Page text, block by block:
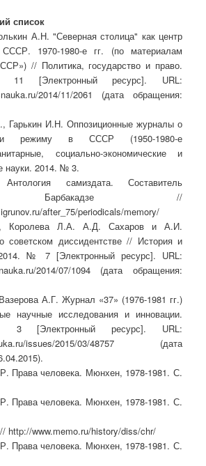
список
А.Н. "Северная столица" как центр
1970-1980-е гг. (по материалам
// Политика, государство и право.
[Электронный ресурс]. URL:
2014/11/2061 (дата обращения:
Гарькин И.Н. Оппозиционные журналы о
режиму в СССР (1950-1980-е
социально-экономические и
науки. 2014. № 3.
самиздата. Составитель
Барбакадзе //
after_75/periodicals/memory/
Королева Л.А. А.Д. Сахаров и А.И.
советском диссидентстве // История и
№ 7 [Электронный ресурс]. URL:
2014/07/1094 (дата обращения:
А.Г. Журнал «37» (1976-1981 гг.)
научные исследования и инновации.
ресурс]. URL:
issues/2015/03/48757 (дата
Права человека. Мюнхен, 1978-1981. С.
Права человека. Мюнхен, 1978-1981. С.
http://www.memo.ru/history/diss/chr/
Права человека. Мюнхен, 1978-1981. С.